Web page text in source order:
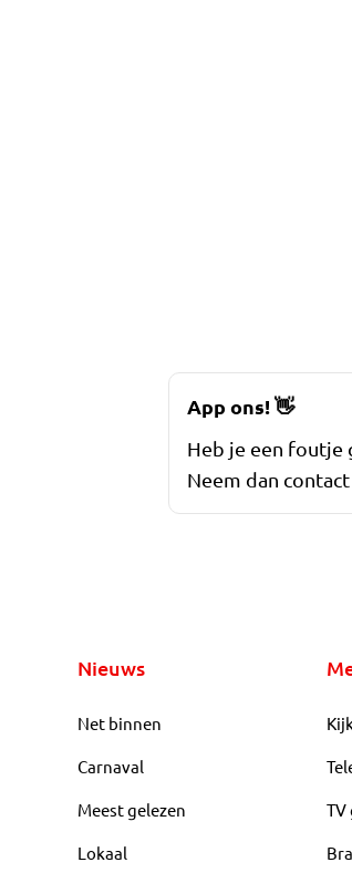
App ons!👋
Heb je een foutje
Neem dan
Nieuws
Net binnen
Carnaval
Meest gelezen
Lokaal
TV